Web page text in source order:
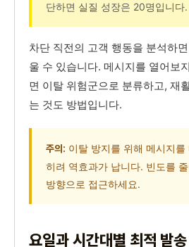
단하면 실질 성장은 20명입니다.
차단 직전의 고객 행동을 분석하
울 수 있습니다. 메시지를 열어보
면 이탈 위험군으로 분류하고, 재
는 것도 방법입니다.
주의: 이탈 방지를 위해 메시지를
히려 역효과가 납니다. 빈도를
방향으로 접근하세요.
요일과 시간대별 최적 발송